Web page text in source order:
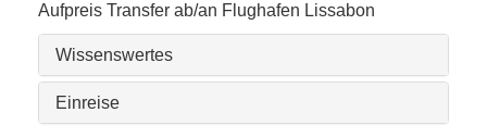
Aufpreis Transfer ab/an Flughafen Lissabon
Wissenswertes
Einreise